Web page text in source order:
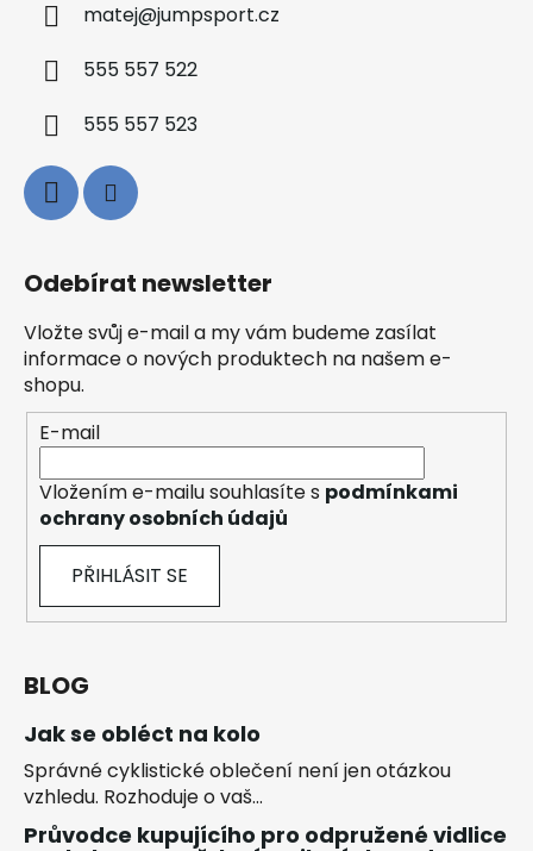
matej@jumpsport.cz
555 557 522
555 557 523
Odebírat newsletter
Vložte svůj e-mail a my vám budeme zasílat
informace o nových produktech na našem e-
shopu.
E-mail
Vložením e-mailu souhlasíte s podmínkami
ochrany osobních údajů
PŘIHLÁSIT SE
BLOG
Jak se obléct na kolo
Správné cyklistické oblečení není jen otázkou
vzhledu. Rozhoduje o vaš...
Průvodce kupujícího pro odpružené vidlice